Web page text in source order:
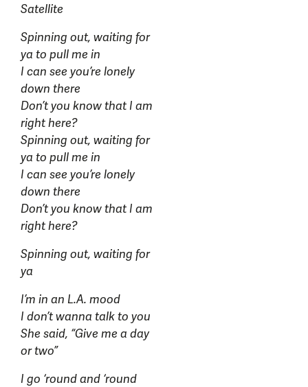
Satellite
Spinning out, waiting for
ya to pull me in
I can see you’re lonely
down there
Don’t you know that I am
right here?
Spinning out, waiting for
ya to pull me in
I can see you’re lonely
down there
Don’t you know that I am
right here?
Spinning out, waiting for
ya
I’m in an L.A. mood
I don’t wanna talk to you
She said, “Give me a day
or two”
I go ‘round and ‘round